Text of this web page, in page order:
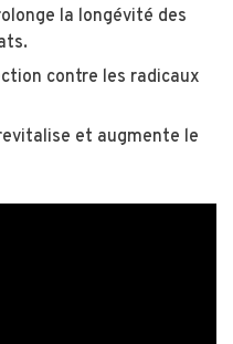
la longévité des
contre les radicaux
et augmente le